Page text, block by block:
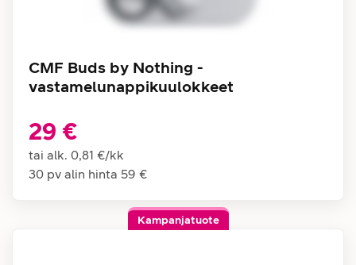
CMF Buds by Nothing -
vastamelunappikuulokkeet
29 €
tai alk. 0,81 €/kk
30 pv alin hinta 59 €
Kampanjatuote